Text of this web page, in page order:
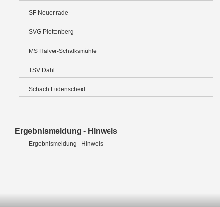
SF Neuenrade
SVG Plettenberg
MS Halver-Schalksmühle
TSV Dahl
Schach Lüdenscheid
Ergebnismeldung - Hinweis
Ergebnismeldung - Hinweis